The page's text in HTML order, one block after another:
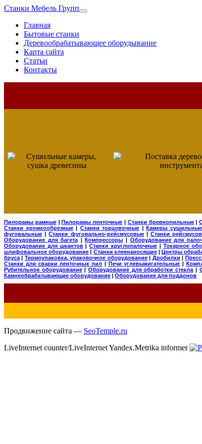
Станки Мебель Групп
Главная
Бытовые станки
Деревообрабатывающее оборудывание
Карта сайта
Статьи
Контакты
Пилорамы рамные|Пилорамы ленточные | Станки бревнопильные|
Станки кромкообрезные| Станки торцовочные |Камеры сушильные
фуговальные |Станки фуговально-рейсмусовые|Станки
Оборудование для багета |Компрессоры | Оборудование для
Оборудование для шкантов|Станки круглопалочные | Токарное
шлифовальное оборудование | Станки клеенаносящие|Центры
бруса | Термоупаковка, упаковочное оборудование| Дробилки |
Станки для сварки ленточных пил | Печи углевыжигательные |
Рубительное оборудование|Оборудование для обработки стекла |
Камнеобрабатывающее оборудование | Оборудование для поддонов
Продвижение сайта — SeoTemple.ru
LiveInternet counter/LiveInternet Yandex.Metrika informer